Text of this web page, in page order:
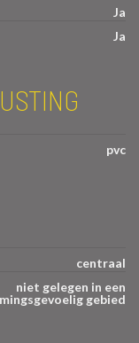
Ja
Ja
pvc
centraal
niet gelegen in een
gebied